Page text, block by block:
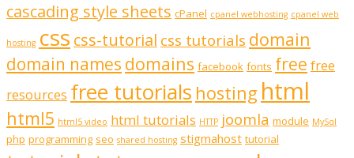
cascading style sheets cPanel cpanel webhosting cpanel web
hosting css css-tutorial css tutorials domain
domain names domains facebook fonts free free
resources free tutorials hosting html
html5 html5 video html tutorials HTTP joomla module MySql
php programming seo shared hosting stigmahost tutorial